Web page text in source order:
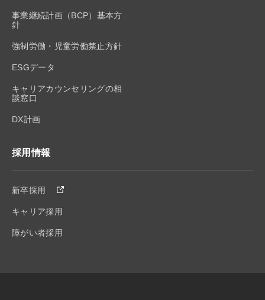
事業継続計画（BCP）基本方
針
強制労働・児童労働禁止方針
ESGデータ
キャリアカウンセリングの相
談窓口
DX計画
採用情報
新卒採用
キャリア採用
障がい者採用